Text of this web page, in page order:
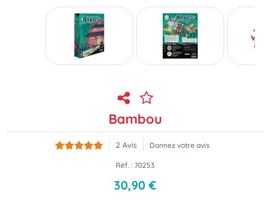
Bambou
2 Avis Donnez votre avis
Réf. : 70253
30,90 €